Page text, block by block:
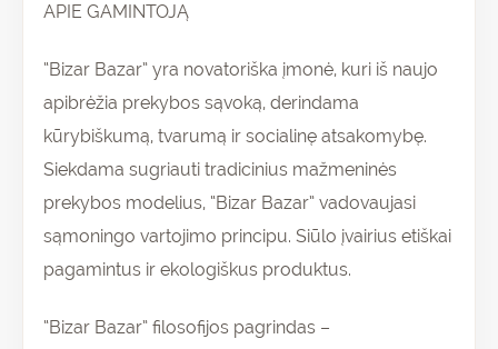
APIE GAMINTOJĄ
“Bizar Bazar” yra novatoriška įmonė, kuri iš naujo
apibrėžia prekybos sąvoką, derindama
kūrybiškumą, tvarumą ir socialinę atsakomybę.
Siekdama sugriauti tradicinius mažmeninės
prekybos modelius, “Bizar Bazar” vadovaujasi
sąmoningo vartojimo principu. Siūlo įvairius etiškai
pagamintus ir ekologiškus produktus.
“Bizar Bazar” filosofijos pagrindas –